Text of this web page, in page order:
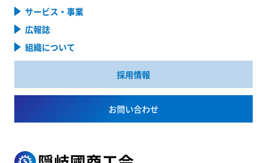
サービス・事業
広報誌
組織について
採用情報
お問い合わせ